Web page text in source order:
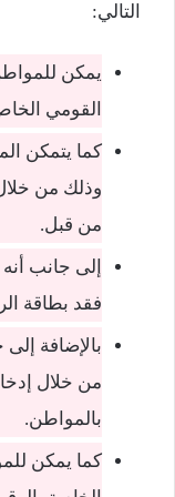
التالي:
يمكن
القومي
كما يتمكن
وذلك من
من قبل.
إلى جانب
فقد بطاقة
بالإضافة
من خلال
بالمواطن.
كما يمكن